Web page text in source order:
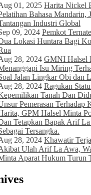
01, 2025 Harita Nickel
Bahasa Mandarin,
Industri Global
09, 2024 Pemkot
Lokasi Huntara Bagi
28, 2024 GMNI Halsel
Isu Miring
Jalan Lingkar Obi dan
28, 2024 Ragukan
Tanah Dan
Pemerasan Terhadap
GPM Halsel Minta
Tetapkan Bapak Arif
Tersangka.
28, 2024 Khawatir
Ulah Arif La Awa,
Aparat Hukum Turun